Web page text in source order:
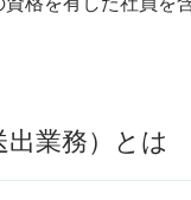
業務）とは